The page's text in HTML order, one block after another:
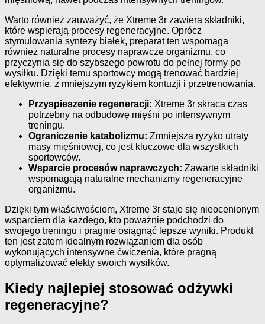
Warto również zauważyć, że Xtreme 3r zawiera składniki,
które wspierają procesy regeneracyjne. Oprócz
stymulowania syntezy białek, preparat ten wspomaga
również naturalne procesy naprawcze organizmu, co
przyczynia się do szybszego powrotu do pełnej formy po
wysiłku. Dzięki temu sportowcy mogą trenować bardziej
efektywnie, z mniejszym ryzykiem kontuzji i przetrenowania.
Przyspieszenie regeneracji: Xtreme 3r skraca czas
potrzebny na odbudowę mięśni po intensywnym
treningu.
Ograniczenie katabolizmu: Zmniejsza ryzyko utraty
masy mięśniowej, co jest kluczowe dla wszystkich
sportowców.
Wsparcie procesów naprawczych: Zawarte składniki
wspomagają naturalne mechanizmy regeneracyjne
organizmu.
Dzięki tym właściwościom, Xtreme 3r staje się nieocenionym
wsparciem dla każdego, kto poważnie podchodzi do
swojego treningu i pragnie osiągnąć lepsze wyniki. Produkt
ten jest zatem idealnym rozwiązaniem dla osób
wykonujących intensywne ćwiczenia, które pragną
optymalizować efekty swoich wysiłków.
Kiedy najlepiej stosować odżywki
regeneracyjne?